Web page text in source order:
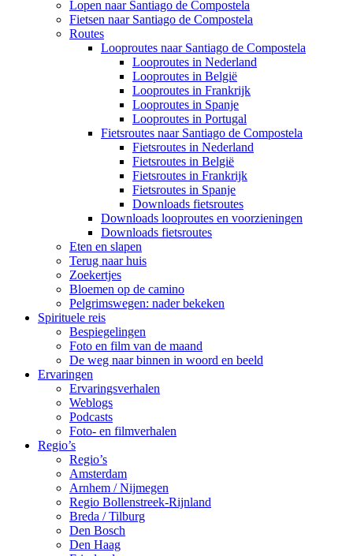
Lopen naar Santiago de Compostela
Fietsen naar Santiago de Compostela
Routes
Looproutes naar Santiago de Compostela
Looproutes in Nederland
Looproutes in België
Looproutes in Frankrijk
Looproutes in Spanje
Looproutes in Portugal
Fietsroutes naar Santiago de Compostela
Fietsroutes in Nederland
Fietsroutes in België
Fietsroutes in Frankrijk
Fietsroutes in Spanje
Downloads fietsroutes
Downloads looproutes en voorzieningen
Downloads fietsroutes
Eten en slapen
Terug naar huis
Zoekertjes
Bloemen op de camino
Pelgrimswegen: nader bekeken
Spirituele reis
Bespiegelingen
Foto en film van de maand
De weg naar binnen in woord en beeld
Ervaringen
Ervaringsverhalen
Weblogs
Podcasts
Foto- en filmverhalen
Regio’s
Regio’s
Amsterdam
Arnhem / Nijmegen
Regio Bollenstreek-Rijnland
Breda / Tilburg
Den Bosch
Den Haag